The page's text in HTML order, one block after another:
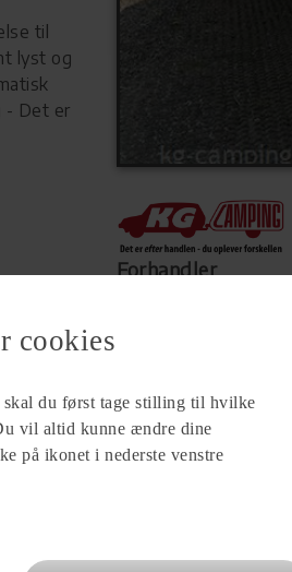
til
lyst og
- Det er
Forhandler
cookies
skal du først tage stilling til hvilke
vil altid kunne ændre dine
på ikonet i nederste venstre